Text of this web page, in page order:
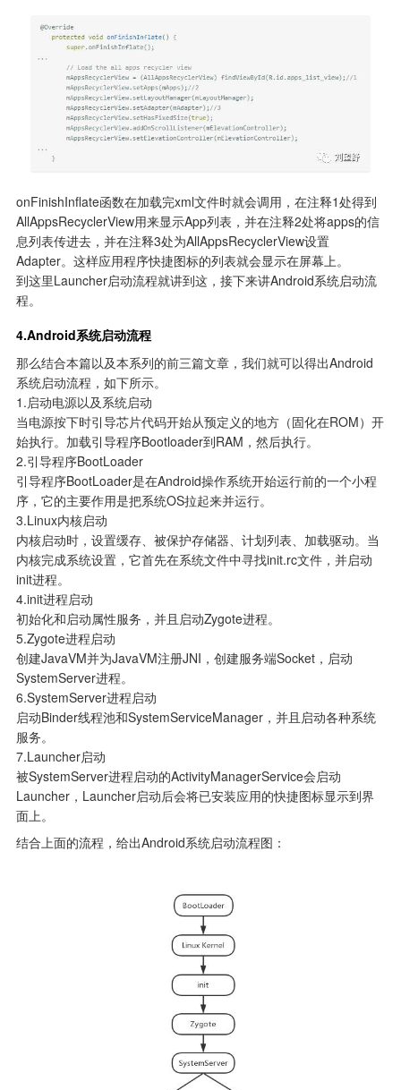
onFinishInflate函数在加载完xml文件时就会调用，在注释1处得到
AllAppsRecyclerView用来显示App列表，并在注释2处将apps的信
息列表传进去，并在注释3处为AllAppsRecyclerView设置
Adapter。这样应用程序快捷图标的列表就会显示在屏幕上。
到这里Launcher启动流程就讲到这，接下来讲Android系统启动流
程。
4.Android系统启动流程
那么结合本篇以及本系列的前三篇文章，我们就可以得出Android
系统启动流程，如下所示。
1.启动电源以及系统启动
当电源按下时引导芯片代码开始从预定义的地方（固化在ROM）开
始执行。加载引导程序Bootloader到RAM，然后执行。
2.引导程序BootLoader
引导程序BootLoader是在Android操作系统开始运行前的一个小程
序，它的主要作用是把系统OS拉起来并运行。
3.Linux内核启动
内核启动时，设置缓存、被保护存储器、计划列表、加载驱动。当
内核完成系统设置，它首先在系统文件中寻找init.rc文件，并启动
init进程。
4.init进程启动
初始化和启动属性服务，并且启动Zygote进程。
5.Zygote进程启动
创建JavaVM并为JavaVM注册JNI，创建服务端Socket，启动
SystemServer进程。
6.SystemServer进程启动
启动Binder线程池和SystemServiceManager，并且启动各种系统
服务。
7.Launcher启动
被SystemServer进程启动的ActivityManagerService会启动
Launcher，Launcher启动后会将已安装应用的快捷图标显示到界
面上。
结合上面的流程，给出Android系统启动流程图：